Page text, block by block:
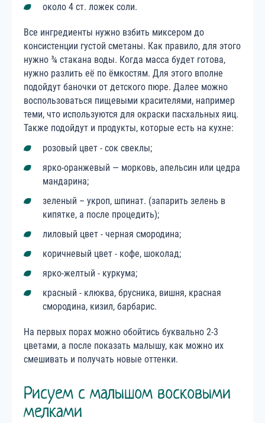
около 4 ст. ложек соли.
Все ингредиенты нужно взбить миксером до
консистенции густой сметаны. Как правило, для этого
нужно ¾ стакана воды. Когда масса будет готова,
нужно разлить её по ёмкостям. Для этого вполне
подойдут баночки от детского пюре. Далее можно
воспользоваться пищевыми красителями, например
теми, что используются для окраски пасхальных яиц.
Также подойдут и продукты, которые есть на кухне:
розовый цвет - сок свеклы;
ярко-оранжевый — морковь, апельсин или цедра
мандарина;
зеленый – укроп, шпинат. (запарить зелень в
кипятке, а после процедить);
лиловый цвет - черная смородина;
коричневый цвет - кофе, шоколад;
ярко-желтый - куркума;
красный - клюква, брусника, вишня, красная
смородина, кизил, барбарис.
На первых порах можно обойтись буквально 2-3
цветами, а после показать малышу, как можно их
смешивать и получать новые оттенки.
Рисуем с малышом восковыми
мелками